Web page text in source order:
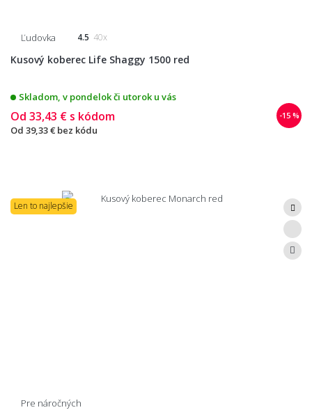
Ľudovka 4.5 40x
Kusový koberec Life Shaggy 1500 red
Skladom, v pondelok či utorok u vás
-15 %
Od 33,43 € s kódom
Od 39,33 € bez kódu
Len to najlepšie
Pre náročných